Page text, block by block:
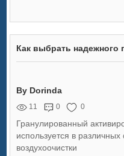
By Dorinda
11 0 0
Гранулированный
используется в
воздухоочистки